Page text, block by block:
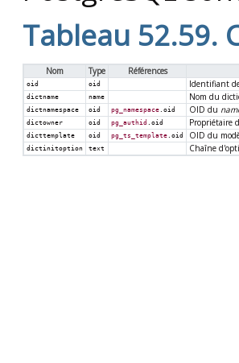
Tableau 52.59.
Nom Type Références
oid oid Identifiant
dictname name Nom du
dictnamespace oid pg_namespace.oid OID du
dictowner oid pg_authid .oid Propriétaire
dicttemplate oid pg_ts_template.oid OID du
dictinitoption text Chaîne